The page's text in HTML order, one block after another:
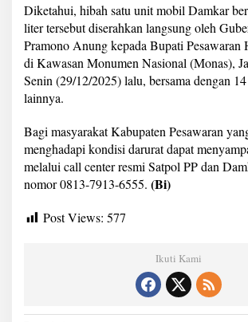
k
a
r
t
a
Diketahui, hibah satu unit mobil Damkar
liter tersebut diserahkan langsung oleh
Pramono Anung kepada Bupati Pesawaran
di Kawasan Monumen Nasional (Monas),
Senin (29/12/2025) lalu, bersama dengan
lainnya.
Bagi masyarakat Kabupaten Pesawaran
menghadapi kondisi darurat dapat
melalui call center resmi Satpol PP dan
nomor 0813-7913-6555. (Bi)
Post Views: 577
Ikuti Kami